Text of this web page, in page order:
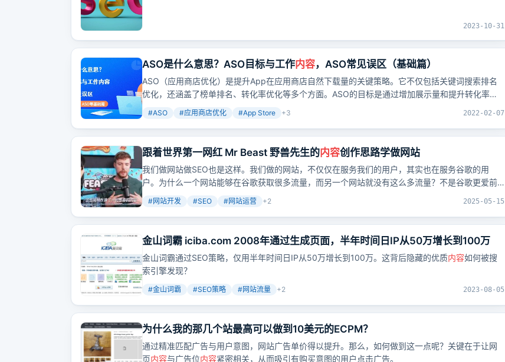
2023-10-31
ASO是什么意思？ASO目标与工作内容，ASO常见误区（基础篇）
ASO（应用商店优化）是提升App在应用商店自然下载量的关键策略。它不仅包括关键词搜索排名
优化，还涵盖了榜单排名、转化率优化等多个方面。ASO的目标是通过增加展示量和提升转化率来
获取更多用户，而不仅仅是简单的刷榜行为。
#ASO #应用商店优化 #App Store +3 2022-02-07
跟着世界第一网红 Mr Beast 野兽先生的内容创作思路学做网站
我们做网站做SEO也是这样。我们做的网站，不仅仅在服务我们的用户，其实也在服务谷歌的用
户。为什么一个网站能够在谷歌获取很多流量，而另一个网站就没有这么多流量？不是谷歌更爱前
者，而是谷歌的用户更爱前者。我们要做出能够满足谷歌用户需求的网站，才有可能从谷歌拿到免
#网站开发 #SEO #网站运营 +2 2025-05-15
金山词霸 iciba.com 2008年通过生成页面，半年时间日IP从50万增长到100万
金山词霸通过SEO策略，仅用半年时间日IP从50万增长到100万。这背后隐藏的优质内容如何被搜
索引擎发现？
#金山词霸 #SEO策略 #网站流量 +2 2023-08-05
为什么我的那几个站最高可以做到10美元的ECPM？
通过精准匹配广告与用户意图，网站广告单价得以提升。那么，如何做到这一点呢？关键在于让网
页内容与广告位内容紧密相关，从而吸引有购买意图的用户点击广告。